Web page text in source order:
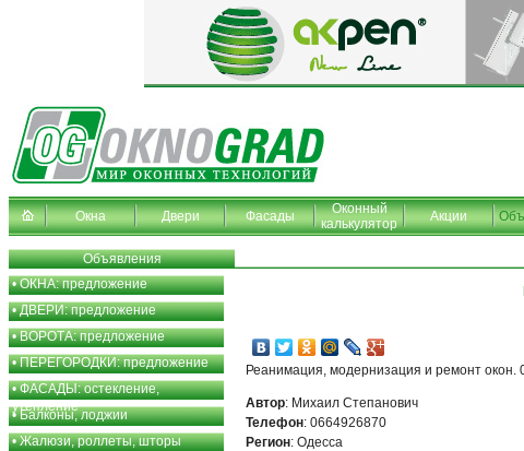
Окна Двери Фасады
Оконный
калькулятор
Акции
Объявления
•ОКНА: предложение
•ДВЕРИ: предложение
•ВОРОТА: предложение
•ПЕРЕГОРОДКИ: предложение
•ФАСАДЫ: остекление,
утепление
•Балконы, лоджии
•Жалюзи, роллеты, шторы
Реанимация, модернизация и ремонт
Автор: Михаил Степанович
Телефон: 0664926870
Регион: Одесса